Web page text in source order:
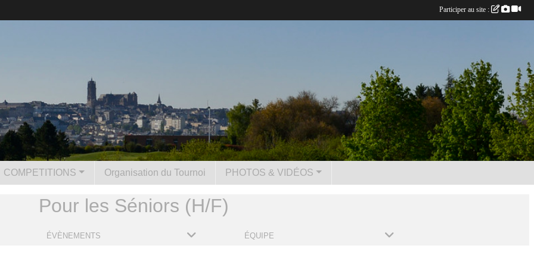
COMPETITIONS Organisation du Tournoi PHOTOS & VIDÉOS
Pour les Séniors (H/F)
ÉVÈNEMENTS ÉQUIPE
Participer au site :